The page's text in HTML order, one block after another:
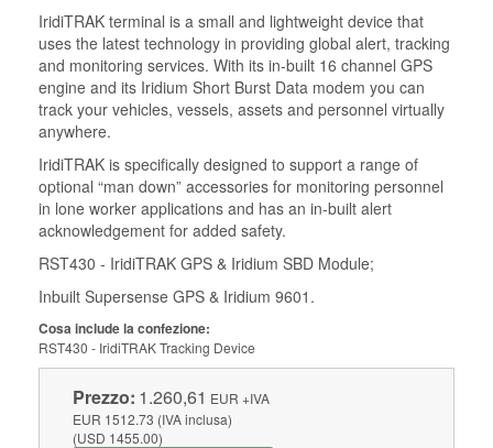
IridiTRAK terminal is a small and lightweight device that
uses the latest technology in providing global alert, tracking
and monitoring services. With its in-built 16 channel GPS
engine and its Iridium Short Burst Data modem you can
track your vehicles, vessels, assets and personnel virtually
anywhere.
IridiTRAK is specifically designed to support a range of
optional “man down” accessories for monitoring personnel
in lone worker applications and has an in-built alert
acknowledgement for added safety.
RST430 - IridiTRAK GPS & Iridium SBD Module;
Inbuilt Supersense GPS & Iridium 9601.
Cosa include la confezione:
RST430 - IridiTRAK Tracking Device
Prezzo: 1.260,61 EUR +IVA
EUR 1512.73 (IVA inclusa)
(USD 1455.00)